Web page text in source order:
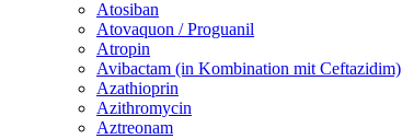
Atosiban
Atovaquon / Proguanil
Atropin
Avibactam (in Kombination mit Ceftazidim)
Azathioprin
Azithromycin
Aztreonam